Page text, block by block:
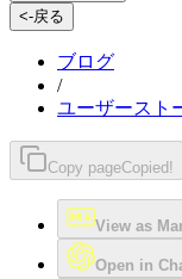
<-戻る
ブログ
/
ユーザースト
Copy pageCopied!
View as
Open in